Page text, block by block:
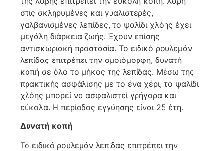
στις σκληρυμένες και γυαλιστερές,
γαλβανισμένες λεπίδες, το ψαλίδι χλόης έχει
μεγάλη διάρκεια ζωής. Έχουν επίσης
αντισκωριακή προστασία. Το ειδικό ρουλεμάν
λεπίδας επιτρέπει την ομοιόμορφη, δυνατή
κοπή σε όλο το μήκος της λεπίδας. Μέσω της
πρακτικής ασφάλισης με το ένα χέρι, το ψαλίδι
χλόης μπορεί να ασφαλιστεί γρήγορα και
εύκολα. Η περίοδος εγγύησης είναι 25 έτη.
Δυνατή κοπή
Το ειδικό ρουλεμάν λεπίδας επιτρέπει την